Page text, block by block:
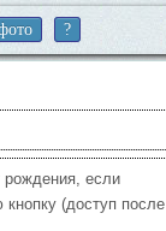
?
рождения, если
(доступ после